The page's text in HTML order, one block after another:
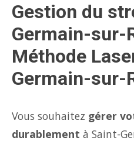
Gestion du
Germain-sur-
Méthode
Germain-sur-
Vous souhaitez gérer
durablement à Saint-